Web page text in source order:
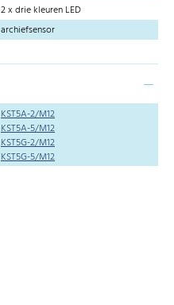
2 x drie kleuren LED
archiefsensor
KST5A-2/M12
KST5A-5/M12
KST5G-2/M12
KST5G-5/M12